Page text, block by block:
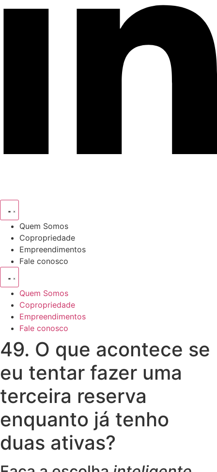
Quem Somos
Copropriedade
Empreendimentos
Fale conosco
Quem Somos
Copropriedade
Empreendimentos
Fale conosco
49. O que acontece se
eu tentar fazer uma
terceira reserva
enquanto já tenho
duas ativas?